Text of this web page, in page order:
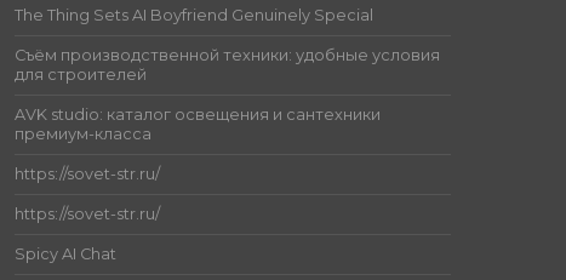
The Thing Sets AI Boyfriend Genuinely Special
Съём производственной техники: удобные условия
для строителей
AVK studio: каталог освещения и сантехники
премиум-класса
https://sovet-str.ru/
https://sovet-str.ru/
Spicy AI Chat